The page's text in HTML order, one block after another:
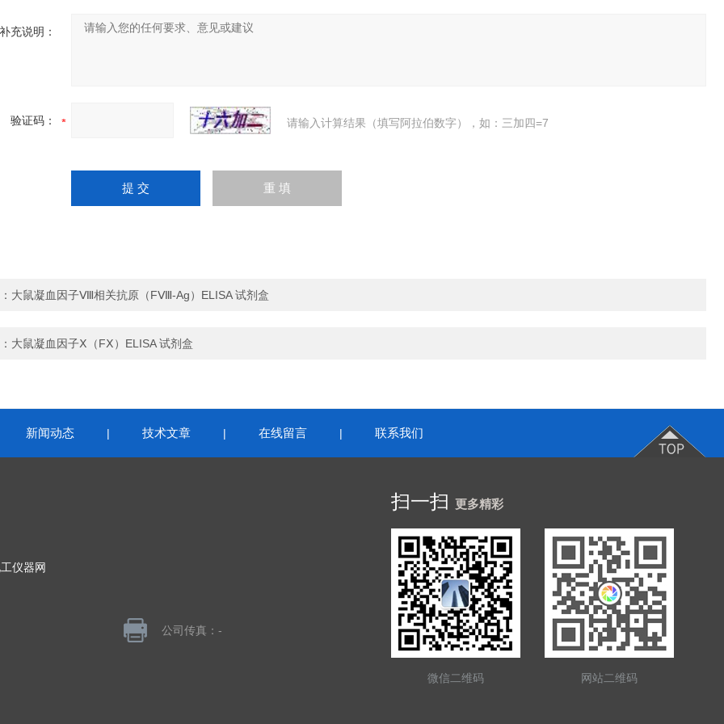
补充说明：
验证码： 请输入计算结果（填写阿拉伯数字），如：三加四=7
大鼠凝血因子Ⅷ相关抗原（FⅧ-Ag）ELISA 试剂盒
大鼠凝血因子Ⅹ（FⅩ）ELISA 试剂盒
新闻动态 | 技术文章 | 在线留言 | 联系我们
仪器网
公司传真：-
扫一扫 更多精彩
微信二维码 网站二维码